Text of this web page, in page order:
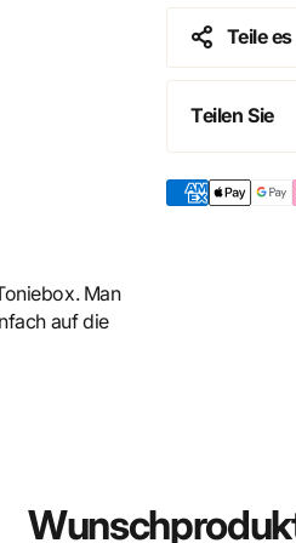
Man
auf die
Teile es
Teilen Sie